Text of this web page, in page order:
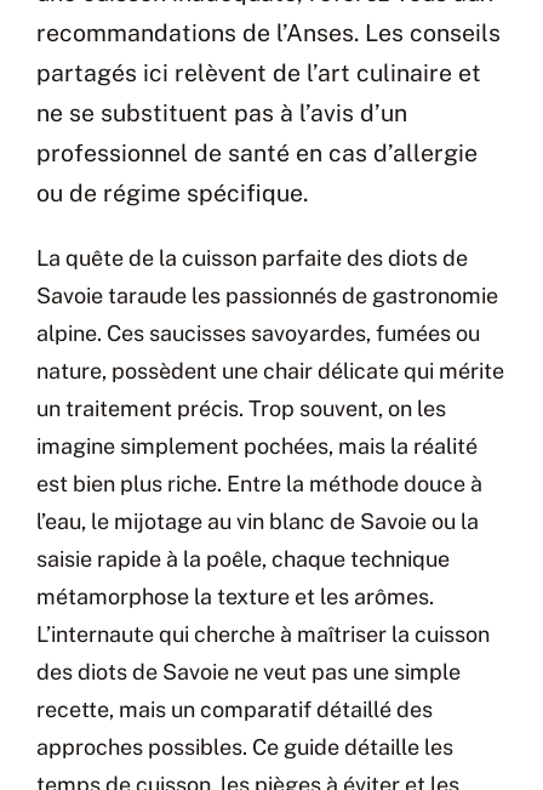
recommandations de l’Anses. Les conseils
partagés ici relèvent de l’art culinaire et
ne se substituent pas à l’avis d’un
professionnel de santé en cas d’allergie
ou de régime spécifique.
La quête de la cuisson parfaite des diots de
Savoie taraude les passionnés de gastronomie
alpine. Ces saucisses savoyardes, fumées ou
nature, possèdent une chair délicate qui mérite
un traitement précis. Trop souvent, on les
imagine simplement pochées, mais la réalité
est bien plus riche. Entre la méthode douce à
l’eau, le mijotage au vin blanc de Savoie ou la
saisie rapide à la poêle, chaque technique
métamorphose la texture et les arômes.
L’internaute qui cherche à maîtriser la cuisson
des diots de Savoie ne veut pas une simple
recette, mais un comparatif détaillé des
approches possibles. Ce guide détaille les